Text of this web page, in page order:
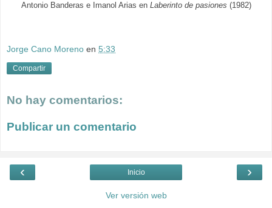
Antonio Banderas e Imanol Arias en Laberinto de pasiones (1982)
Jorge Cano Moreno en 5:33
Compartir
No hay comentarios:
Publicar un comentario
‹ ›
Inicio
Ver versión web